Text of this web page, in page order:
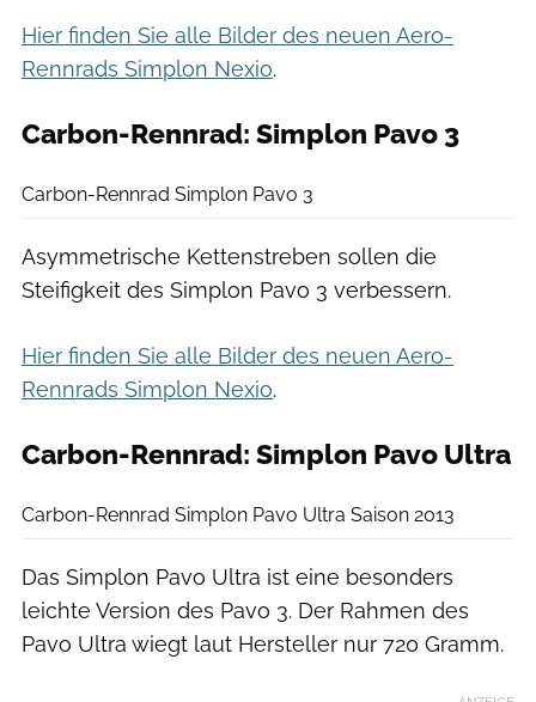
Hier finden Sie alle Bilder des neuen Aero-
Rennrads Simplon Nexio.
Carbon-Rennrad: Simplon Pavo 3
Sebastian Hohlbaum
Carbon-Rennrad Simplon Pavo 3
Asymmetrische Kettenstreben sollen die
Steifigkeit des Simplon Pavo 3 verbessern.
Hier finden Sie alle Bilder des neuen Aero-
Rennrads Simplon Nexio.
Carbon-Rennrad: Simplon Pavo Ultra
Carbon-Rennrad Simplon Pavo Ultra Saison 2013
Das Simplon Pavo Ultra ist eine besonders
leichte Version des Pavo 3. Der Rahmen des
Pavo Ultra wiegt laut Hersteller nur 720 Gramm.